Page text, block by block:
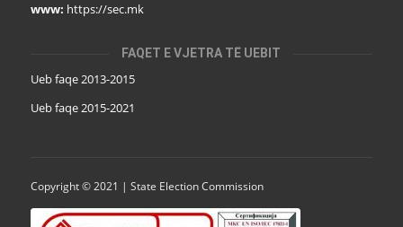
www: https://sec.mk
FAQET E VJETRA TË UEBIT
Ueb faqe 2013-2015
Ueb faqe 2015-2021
Copyright © 2021 | State Election Commission